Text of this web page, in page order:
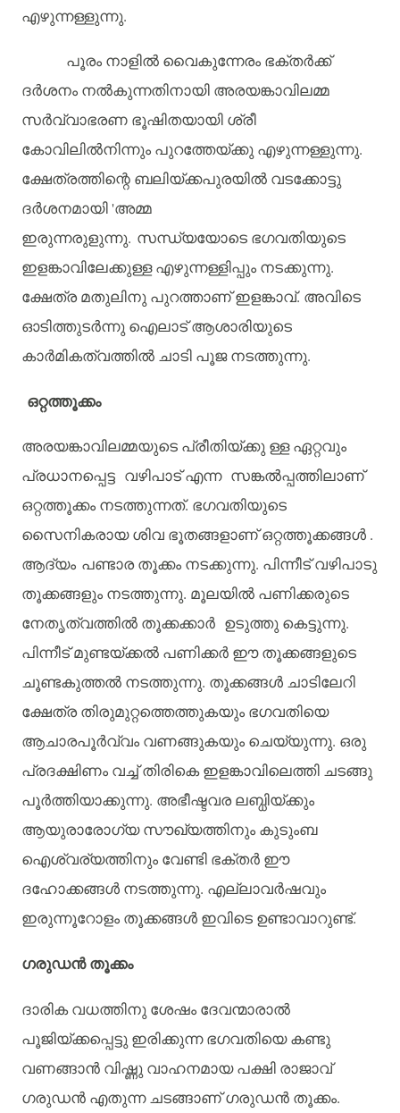
എഴുന്നള്ളുന്നു.
പൂരം നാളിൽ വൈകുന്നേരം ഭക്തർക്ക്
ദർശനം നൽകുന്നതിനായി അരയങ്കാവിലമ്മ
സർവ്വാഭരണ ഭൂഷിതയായി ശ്രീ
കോവിലിൽനിന്നും പുറത്തേയ്ക്കു എഴുന്നള്ളുന്നു.
ക്ഷേത്രത്തിന്റെ ബലിയ്ക്കപുരയിൽ വടക്കോട്ടു
ദർശനമായി 'അമ്മ
ഇരുന്നരുളുന്നു. സന്ധ്യയോടെ ഭഗവതിയുടെ
ഇളങ്കാവിലേക്കുള്ള എഴുന്നള്ളിപ്പും നടക്കുന്നു.
ക്ഷേത്ര മതുലിനു പുറത്താണ് ഇളങ്കാവ്. അവിടെ
ഓടിത്തുടർന്നു ഐലാട് ആശാരിയുടെ
കാർമികത്വത്തിൽ ചാടി പൂജ നടത്തുന്നു.
ഒറ്റത്തൂക്കം
അരയങ്കാവിലമ്മയുടെ പ്രീതിയ്ക്കു ള്ള ഏറ്റവും
പ്രധാനപ്പെട്ട വഴിപാട് എന്ന സങ്കൽപ്പത്തിലാണ്
ഒറ്റത്തൂക്കം നടത്തുന്നത്. ഭഗവതിയുടെ
സൈനികരായ ശിവ ഭൂതങ്ങളാണ് ഒറ്റത്തൂക്കങ്ങൾ .
ആദ്യം പണ്ടാര തൂക്കം നടക്കുന്നു. പിന്നീട് വഴിപാടു
തൂക്കങ്ങളും നടത്തുന്നു. മൂലയിൽ പണിക്കരുടെ
നേതൃത്വത്തിൽ തൂക്കക്കാർ ഉടുത്തു കെട്ടുന്നു.
പിന്നീട് മുണ്ടയ്ക്കൽ പണിക്കർ ഈ തൂക്കങ്ങളുടെ
ചൂണ്ടകുത്തൽ നടത്തുന്നു. തൂക്കങ്ങൾ ചാടിലേറി
ക്ഷേത്ര തിരുമുറ്റത്തെത്തുകയും ഭഗവതിയെ
ആചാരപൂർവ്വം വണങ്ങുകയും ചെയ്യുന്നു. ഒരു
പ്രദക്ഷിണം വച്ച് തിരികെ ഇളങ്കാവിലെത്തി ചടങ്ങു
പൂർത്തിയാക്കുന്നു. അഭീഷ്ടവര ലബ്ധിയ്ക്കും
ആയുരാരോഗ്യ സൗഖ്യത്തിനും കുടുംബ
ഐശ്വര്യത്തിനും വേണ്ടി ഭക്തർ ഈ
ദഹോക്കങ്ങൾ നടത്തുന്നു. എല്ലാവർഷവും
ഇരുന്നൂറോളം തൂക്കങ്ങൾ ഇവിടെ ഉണ്ടാവാറുണ്ട്.
ഗരുഡൻ തൂക്കം
ദാരിക വധത്തിനു ശേഷം ദേവന്മാരാൽ
പൂജിയ്ക്കപ്പെട്ടു ഇരിക്കുന്ന ഭഗവതിയെ കണ്ടു
വണങ്ങാൻ വിഷ്ണു വാഹനമായ പക്ഷി രാജാവ്
ഗരുഡൻ എതുന്ന ചടങ്ങാണ് ഗരുഡൻ തൂക്കം.